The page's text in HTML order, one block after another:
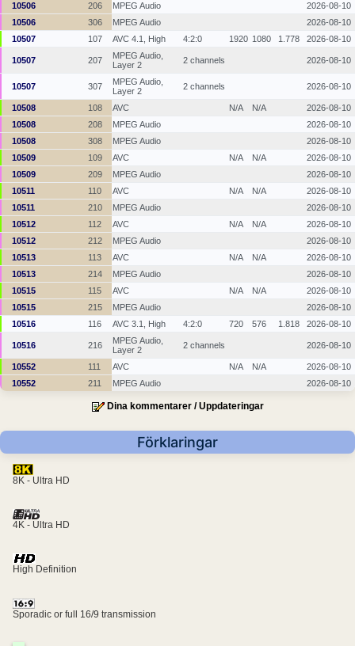
10506 206 MPEG Audio
2026-08-10
10506
306 MPEG Audio
2026-08-10
10507
107 AVC 4.1, High 4:2:0 1920 1080 1.778 2026-08-10
10507 207
MPEG Audio,
Layer 2
2 channels 2026-08-10
10507 307
MPEG Audio,
Layer 2
2 channels 2026-08-10
10508 108 AVC N/A N/A
2026-08-10
10508
208 MPEG Audio
2026-08-10
10508
308 MPEG Audio
2026-08-10
10509
109 AVC N/A N/A
2026-08-10
10509
209 MPEG Audio
2026-08-10
10511
110 AVC N/A N/A
2026-08-10
10511
210 MPEG Audio
2026-08-10
10512
112 AVC N/A N/A
2026-08-10
10512
212 MPEG Audio
2026-08-10
10513
113 AVC N/A N/A
2026-08-10
10513
214 MPEG Audio
2026-08-10
10515
115 AVC N/A N/A
2026-08-10
10515
215 MPEG Audio
2026-08-10
10516
116 AVC 3.1, High 4:2:0 720 576 1.818 2026-08-10
10516 216
MPEG Audio,
Layer 2
2 channels 2026-08-10
10552 111 AVC N/A N/A
2026-08-10
10552
211 MPEG Audio 2026-08-10
Dina kommentarer / Uppdateringar
Förklaringar
8K - Ultra HD
4K - Ultra HD
High Definition
Sporadic or full 16/9 transmission